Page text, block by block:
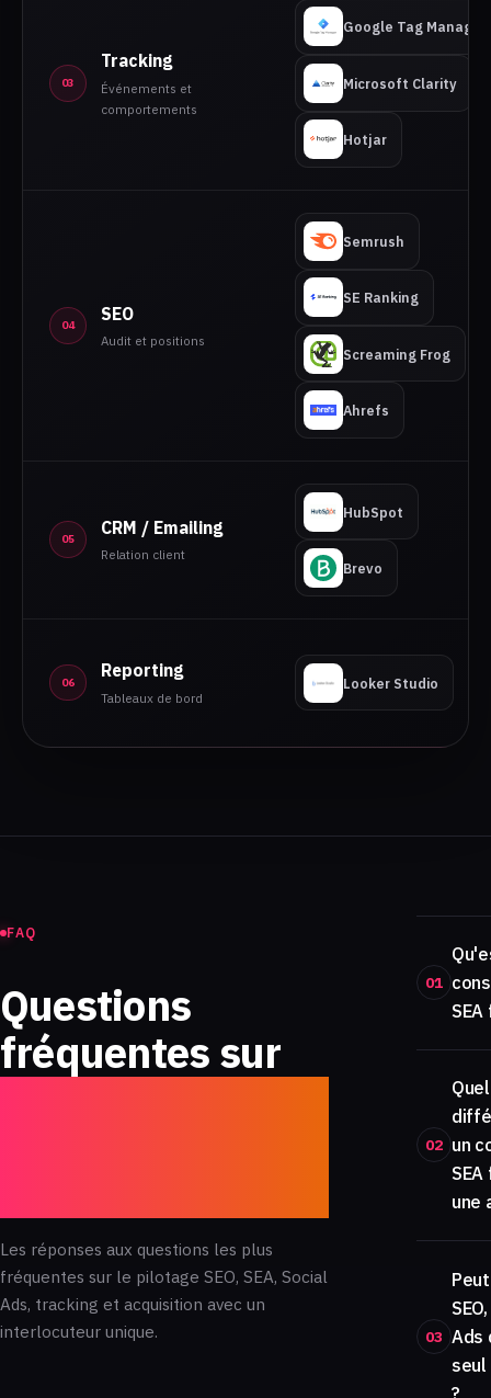
03
Tracking
Événements et
comportements
Google Tag Manager
Microsoft Clarity
Hotjar
04
SEO
Audit et positions
Semrush
SE Ranking
Screaming Frog
Ahrefs
05
CRM / Emailing
Relation client
HubSpot
Brevo
06
Reporting
Tableaux de bord
Looker Studio
FAQ
Questions
fréquentes sur
Les réponses aux questions les plus
fréquentes sur le pilotage SEO, SEA, Social
Ads, tracking et acquisition avec un
interlocuteur unique.
01
02 un
une
03 Ads
?